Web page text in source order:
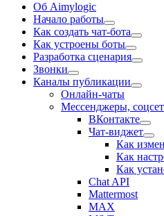
Об Aimylogic
Начало работы
Как создать чат-бота
Как устроены боты
Разработка сценария
Звонки
Каналы публикации
Онлайн-чаты
Мессенджеры,
ВКонтакте
Чат-виджет
Как
Как
Как
Chat API
Mattermost
MAX